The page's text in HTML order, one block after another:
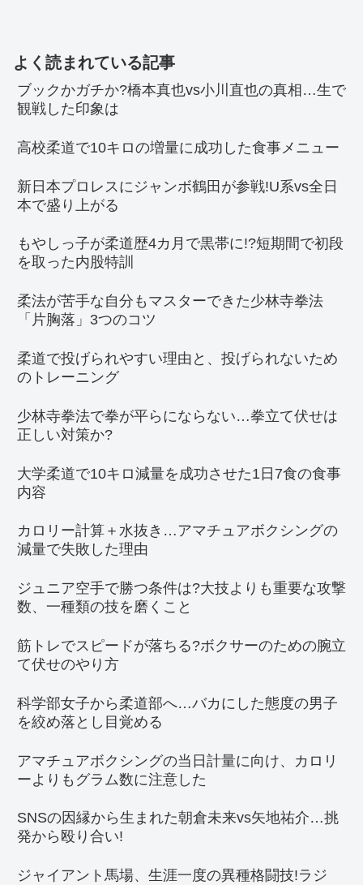
よく読まれている記事
ブックかガチか?橋本真也vs小川直也の真相…生で
観戦した印象は
高校柔道で10キロの増量に成功した食事メニュー
新日本プロレスにジャンボ鶴田が参戦!U系vs全日
本で盛り上がる
もやしっ子が柔道歴4カ月で黒帯に!?短期間で初段
を取った内股特訓
柔法が苦手な自分もマスターできた少林寺拳法
「片胸落」3つのコツ
柔道で投げられやすい理由と、投げられないため
のトレーニング
少林寺拳法で拳が平らにならない…拳立て伏せは
正しい対策か?
大学柔道で10キロ減量を成功させた1日7食の食事
内容
カロリー計算＋水抜き…アマチュアボクシングの
減量で失敗した理由
ジュニア空手で勝つ条件は?大技よりも重要な攻撃
数、一種類の技を磨くこと
筋トレでスピードが落ちる?ボクサーのための腕立
て伏せのやり方
科学部女子から柔道部へ…バカにした態度の男子
を絞め落とし目覚める
アマチュアボクシングの当日計量に向け、カロリ
ーよりもグラム数に注意した
SNSの因縁から生まれた朝倉未来vs矢地祐介…挑
発から殴り合い!
ジャイアント馬場、生涯一度の異種格闘技!ラジ